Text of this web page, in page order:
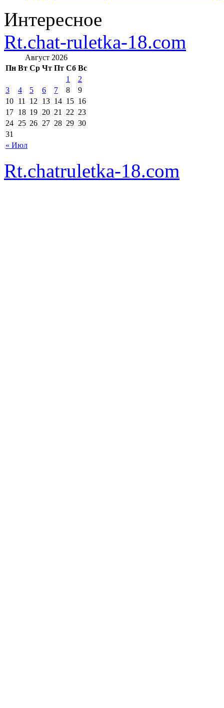
Интересное
Rt.chat-ruletka-18.com
Август 2026
Пн Вт Ср Чт Пт Сб Вс
« Июл
1
2
3
4 5 6 7 8
9
10 11 12 13 14 15 16
17 18 19 20 21 22 23
24 25 26 27 28 29 30
31
Rt.chatruletka-18.com